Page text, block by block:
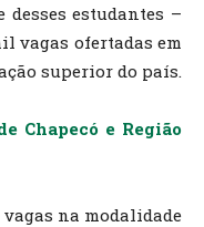
desses estudantes –
vagas ofertadas em
superior do país.
Chapecó e Região
na modalidade